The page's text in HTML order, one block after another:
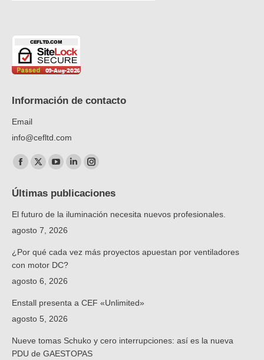
Información de contacto
Email
info@cefltd.com
Encuéntranos en:
Facebook
opens
in
new
X
opens
in
new
YouTube
opens
in
new
Linkedin
opens
in
Instagram
opens
in
Últimas publicaciones
El futuro de la iluminación necesita nuevos profesionales.
agosto 7, 2026
¿Por qué cada vez más proyectos apuestan por ventiladores
con motor DC?
agosto 6, 2026
Enstall presenta a CEF «Unlimited»
agosto 5, 2026
Nueve tomas Schuko y cero interrupciones: así es la nueva
PDU de GAESTOPAS